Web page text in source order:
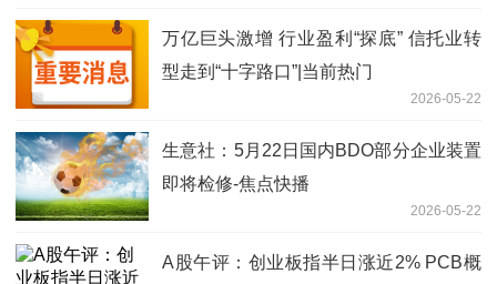
万亿巨头激增 行业盈利“探底” 信托业转
型走到“十字路口”|当前热门
2026-05-22
生意社：5月22日国内BDO部分企业装置
即将检修-焦点快播
2026-05-22
A股午评：创业板指半日涨近2% PCB概